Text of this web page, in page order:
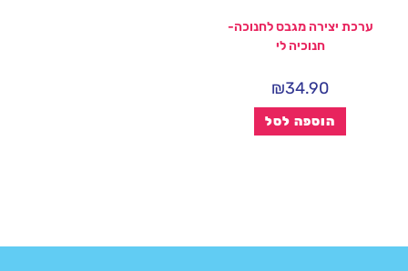
ערכת יצירה מגבס לחנוכה-
חנוכיה לי
₪34.90
הוספה לסל